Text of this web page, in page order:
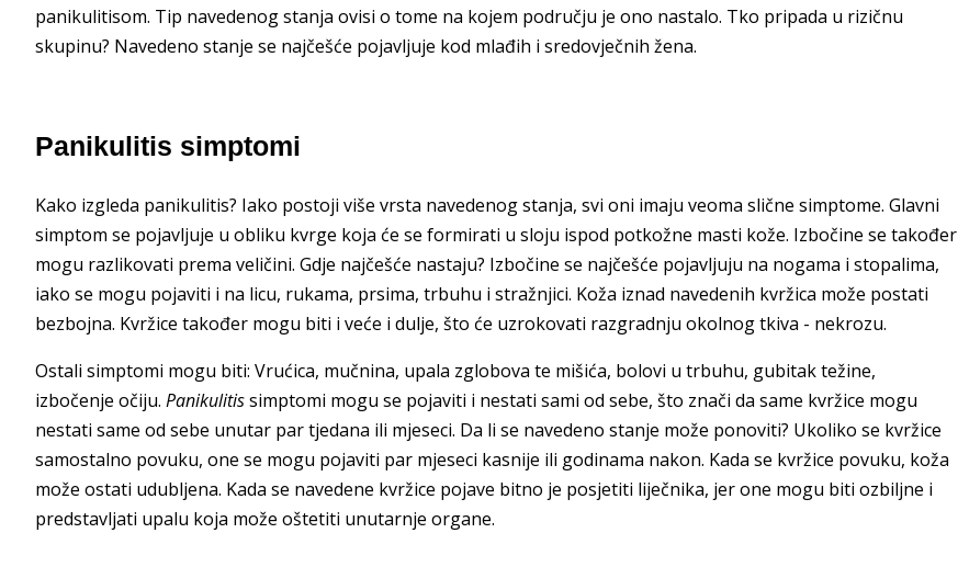
panikulitisom. Tip navedenog stanja ovisi o tome na kojem području je ono nastalo. Tko pripada u rizičnu
skupinu? Navedeno stanje se najčešće pojavljuje kod mlađih i sredovječnih žena.
Panikulitis simptomi
Kako izgleda panikulitis? Iako postoji više vrsta navedenog stanja, svi oni imaju veoma slične simptome. Glavni
simptom se pojavljuje u obliku kvrge koja će se formirati u sloju ispod potkožne masti kože. Izbočine se također
mogu razlikovati prema veličini. Gdje najčešće nastaju? Izbočine se najčešće pojavljuju na nogama i stopalima,
iako se mogu pojaviti i na licu, rukama, prsima, trbuhu i stražnjici. Koža iznad navedenih kvržica može postati
bezbojna. Kvržice također mogu biti i veće i dulje, što će uzrokovati razgradnju okolnog tkiva - nekrozu.
Ostali simptomi mogu biti: Vrućica, mučnina, upala zglobova te mišića, bolovi u trbuhu, gubitak težine,
izbočenje očiju. Panikulitissimptomi mogu se pojaviti i nestati sami od sebe, što znači da same kvržice mogu
nestati same od sebe unutar par tjedana ili mjeseci. Da li se navedeno stanje može ponoviti? Ukoliko se kvržice
samostalno povuku, one se mogu pojaviti par mjeseci kasnije ili godinama nakon. Kada se kvržice povuku, koža
može ostati udubljena. Kada se navedene kvržice pojave bitno je posjetiti liječnika, jer one mogu biti ozbiljne i
predstavljati upalu koja može oštetiti unutarnje organe.